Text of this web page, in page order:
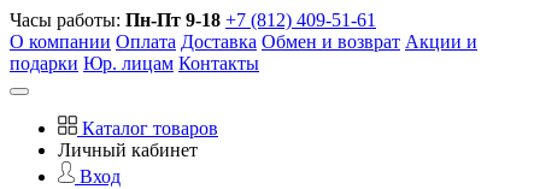
Часы работы: Пн-Пт 9-18 +7 (812) 409-51-61
О компании Оплата Доставка Обмен и возврат Акции и
подарки Юр. лицам Контакты
Каталог товаров
Личный кабинет
Вход